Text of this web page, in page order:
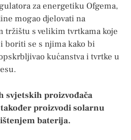
za energetiku Ofgema,
mogao djelovati na
tržištu s velikim tvrtkama koje
se s njima kako bi
kućanstva i tvrtke u
svjetskih proizvođača
proizvodi solarnu
baterija.